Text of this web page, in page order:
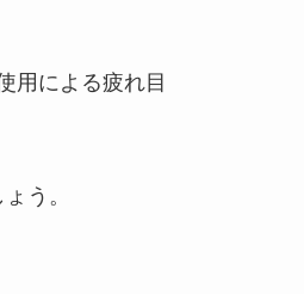
用による疲れ目
う。